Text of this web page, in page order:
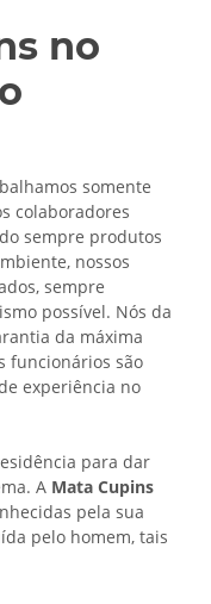
no
somente
colaboradores
sempre produtos
nossos
sempre
possível. Nós da
da máxima
funcionários são
experiência no
para dar
A Mata Cupins
pela sua
pelo homem, tais